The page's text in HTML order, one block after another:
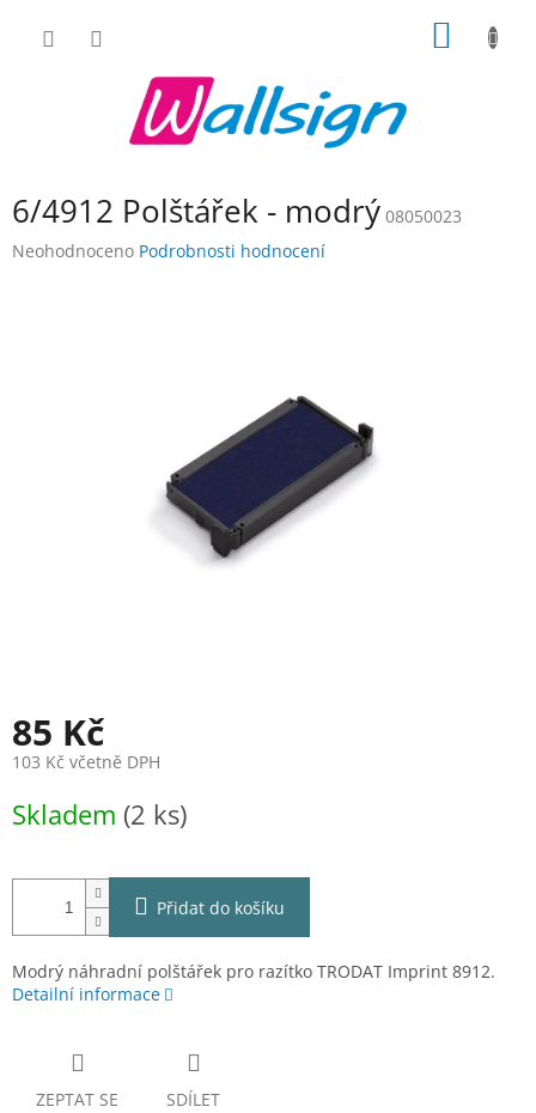
6/4912 Polštářek - modrý 08050023
Průměrné
Neohodnoceno Podrobnosti hodnocení
85 Kč
103 Kč včetně DPH
cena:
Skladem (2 ks)
Přidat do košíku
Modrý náhradní polštářek pro razítko TRODAT Imprint 8912.
Detailní informace
ZEPTAT SE SDÍLET